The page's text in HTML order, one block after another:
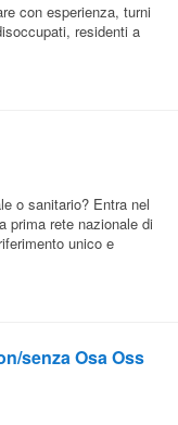
con esperienza, turni
residenti a
o sanitario? Entra nel
prima rete nazionale di
unico e
senza Osa Oss